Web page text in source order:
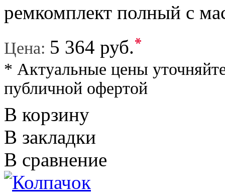
ремкомплект полный с
Цена: 5 364 руб.*
* Актуальные цены
публичной офертой
В корзину
В закладки
В сравнение